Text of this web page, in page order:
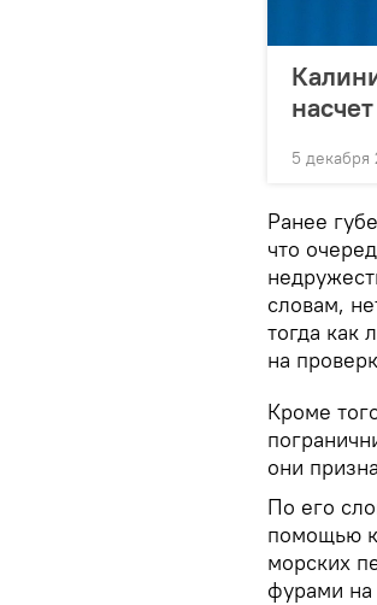
5 декабря
Ранее
что
словам,
тогда как
на
Кроме
они
По его
помощью
морских
фурами